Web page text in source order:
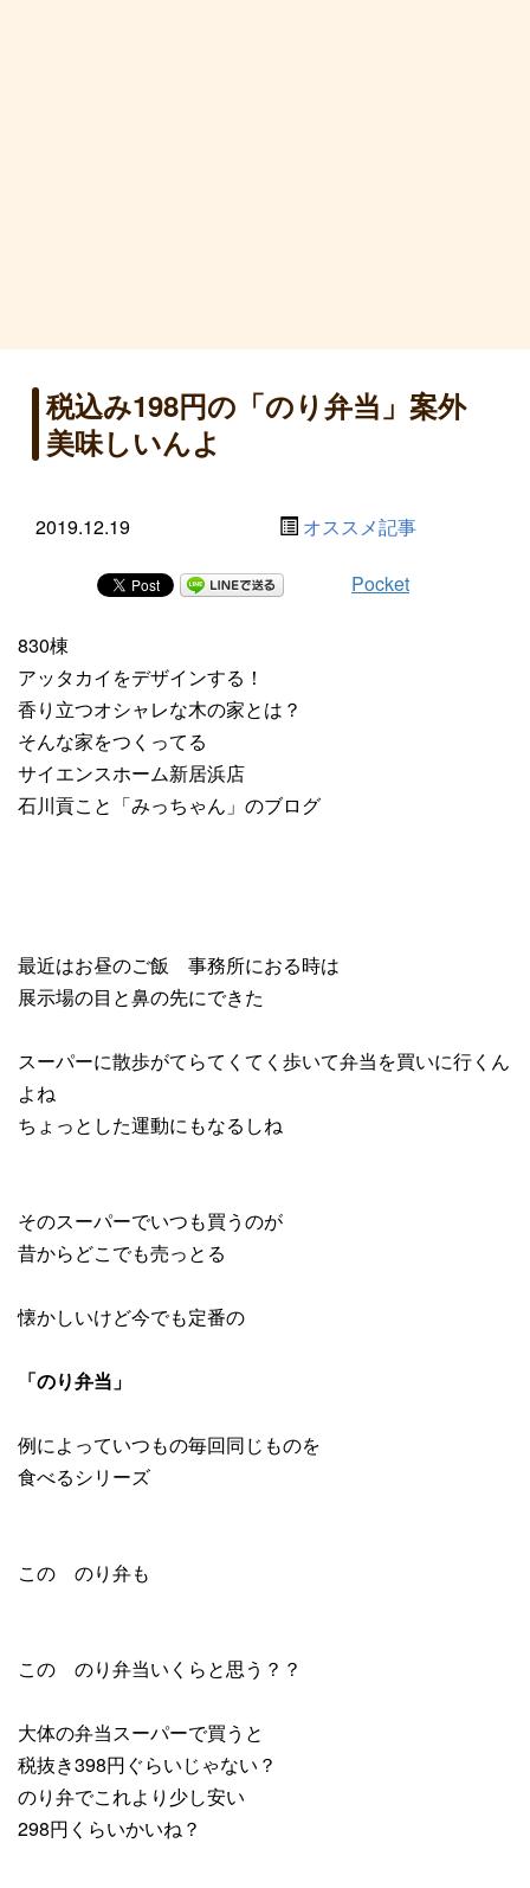
税込み198円の「のり弁当」案外
美味しいんよ
2019.12.19 オススメ記事
Pocket
830棟
アッタカイをデザインする！
香り立つオシャレな木の家とは？
そんな家をつくってる
サイエンスホーム新居浜店
石川貢こと「みっちゃん」のブログ
最近はお昼のご飯 事務所におる時は
展示場の目と鼻の先にできた
スーパーに散歩がてらてくてく歩いて弁当を買いに行くん
よね
ちょっとした運動にもなるしね
そのスーパーでいつも買うのが
昔からどこでも売っとる
懐かしいけど今でも定番の
「のり弁当」
例によっていつもの毎回同じものを
食べるシリーズ
この のり弁も
この のり弁当いくらと思う？？
大体の弁当スーパーで買うと
税抜き398円ぐらいじゃない？
のり弁でこれより少し安い
298円くらいかいね？